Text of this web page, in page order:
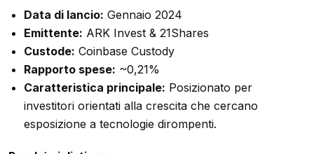
Data di lancio: Gennaio 2024
Emittente: ARK Invest & 21Shares
Custode: Coinbase Custody
Rapporto spese: ~0,21%
Caratteristica principale: Posizionato per
investitori orientati alla crescita che cercano
esposizione a tecnologie dirompenti.